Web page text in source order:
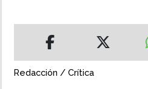
DEPORTES
Redacción / Crítica